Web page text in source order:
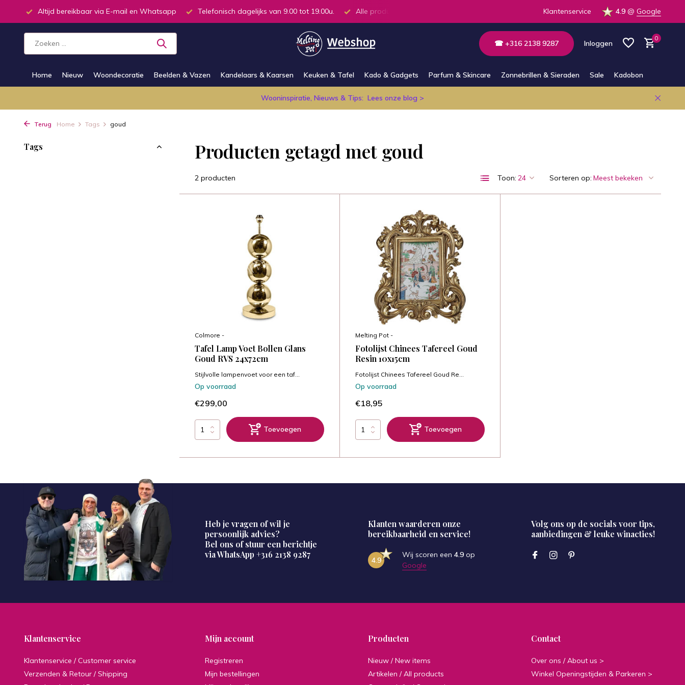
Altijd bereikbaar via E-mail en Whatsapp Telefonisch dagelijks van 9.00 tot 19.00u. Alle producten op voorraad in de winkel Altijd bereikbaar via E-mail en Whatsapp
Klantenservice 4.9 @ Google
☎ +316 2138 9287 Inloggen
0
Home Nieuw Woondecoratie Beelden & Vazen Kandelaars & Kaarsen Keuken & Tafel Kado & Gadgets Parfum & Skincare Zonnebrillen & Sieraden Sale Kadobon
Wooninspiratie, Nieuws & Tips: Lees onze blog >
Terug Home Tags goud
Tags Producten getagd met goud
2 producten Toon: Sorteren op:
Colmore -
Tafel Lamp Voet Bollen Glans
Goud RVS 24x72cm
Stijlvolle lampenvoet voor een taf...
Op voorraad
€299,00
Toevoegen
Melting Pot -
Fotolijst Chinees Tafereel Goud
Resin 10x15cm
Fotolijst Chinees Tafereel Goud Re...
Op voorraad
€18,95
Toevoegen
Heb je vragen of wil je
persoonlijk advies?
Bel ons of stuur een berichtje
via WhatsApp +316 2138 9287
Klanten waarderen onze
bereikbaarheid en service!
4.9
Wij scoren een 4.9 op
Google
Volg ons op de socials voor tips,
aanbiedingen & leuke winacties!
Klantenservice
Klantenservice / Customer service
Verzenden & Retour / Shipping
Mijn account
Registreren
Mijn bestellingen
Producten
Nieuw / New items
Artikelen / All products
Contact
Over ons / About us >
Winkel Openingstijden & Parkeren >